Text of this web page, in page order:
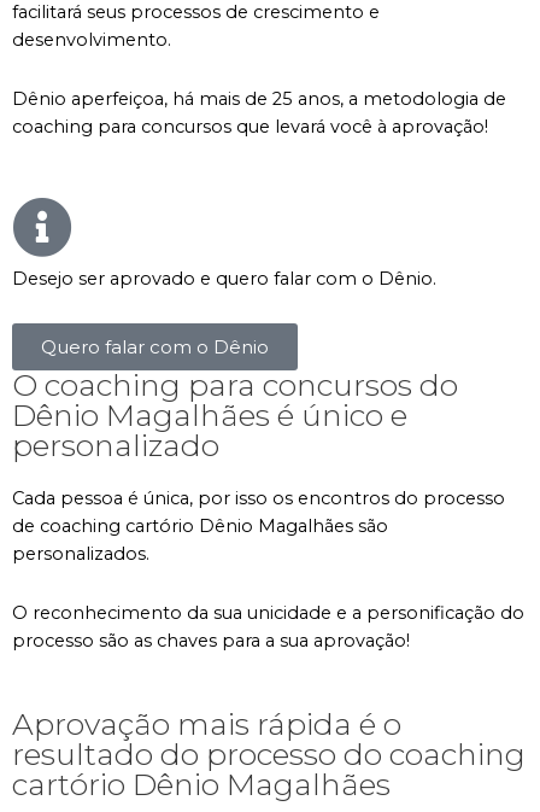
facilitará seus processos de crescimento e
desenvolvimento.
Dênio aperfeiçoa, há mais de 25 anos, a metodologia de
coaching para concursos que levará você à aprovação!
Desejo ser aprovado e quero falar com o Dênio.
Quero falar com o Dênio
O coaching para concursos do
Dênio Magalhães é único e
personalizado
Cada pessoa é única, por isso os encontros do processo
de coaching cartório Dênio Magalhães são
personalizados.
O reconhecimento da sua unicidade e a personificação do
processo são as chaves para a sua aprovação!
Aprovação mais rápida é o
resultado do processo do coaching
cartório Dênio Magalhães